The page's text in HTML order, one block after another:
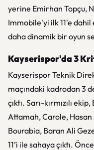
yerine Emirhan Topçu,
Immobile'yi ilk 11'e
daha dinamik bir oyun
Kayserispor'da 3
Kayserispor Teknik
maçındaki kadrodan 3
çıktı. Sarı-kırmızılı
Attamah, Carole, Hasan
Bourabia, Baran Ali
11’i ile sahaya çıktı.